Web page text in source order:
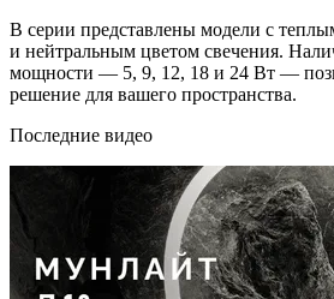
В серии представлены модели с
и нейтральным цветом свечения.
мощности — 5, 9, 12, 18 и 24 Вт —
решение для вашего пространства.
Последние видео